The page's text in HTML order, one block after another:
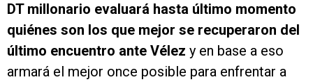
DT millonario evaluará hasta último momento
quiénes son los que mejor se recuperaron del
último encuentro ante Vélez y en base a eso
armará el mejor once posible para enfrentar a